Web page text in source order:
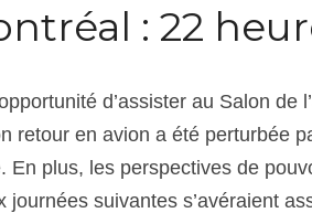
: 22
d’assister au Salon
retour en avion a été perturbée
En plus, les perspectives de
journées suivantes s’avéraient